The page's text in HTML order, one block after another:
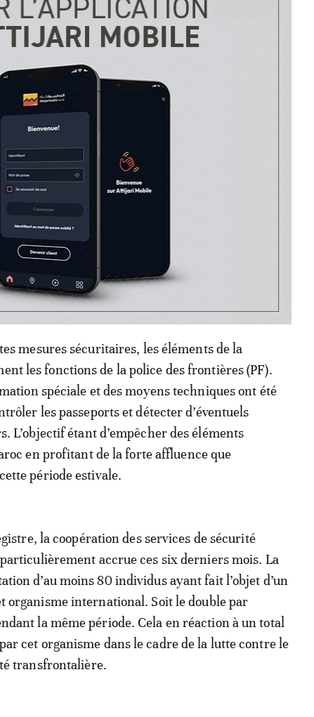
personnel de l’ONDA et autres agents
sont tous tenus de disposer de badges d’accès
toutes les informations sur leur identité et
ils ne pourront accéder aux locaux des
sont également concernés par de nouvelles
aux locaux exclusivement réservés,
des équipes de sécurité et des douanes
de surveillance et de détection de métaux
plus, bien sûr, des habituels portiques
et du dispositif «Hadar» (vigilance)
mesures sécuritaires, les éléments de la
les fonctions de la police des frontières (PF).
spéciale et des moyens techniques ont été
les passeports et détecter d’éventuels
L’objectif étant d’empêcher des éléments
en profitant de la forte affluence que
période estivale.
la coopération des services de sécurité
accrue ces six derniers mois. La
d’au moins 80 individus ayant fait l’objet d’un
organisme international. Soit le double par
la même période. Cela en réaction à un total
cet organisme dans le cadre de la lutte contre le
transfrontalière.